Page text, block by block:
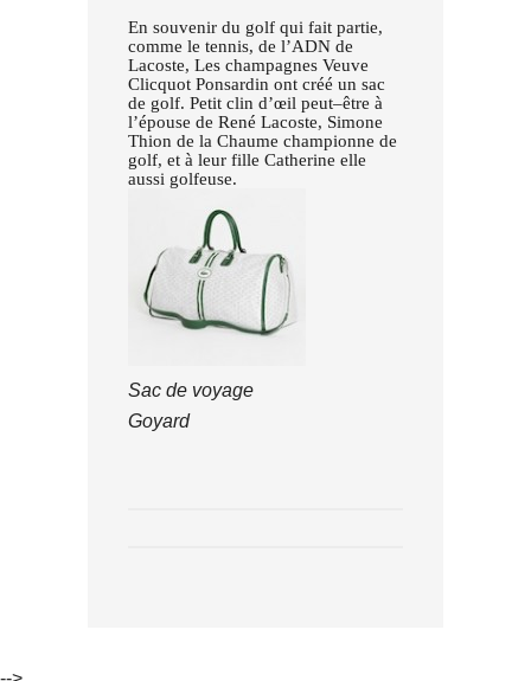
En souvenir du golf qui fait partie,
comme le tennis, de l’ADN de
Lacoste, Les champagnes Veuve
Clicquot Ponsardin ont créé un sac
de golf. Petit clin d’œil peut–être à
l’épouse de René Lacoste, Simone
Thion de la Chaume championne de
golf, et à leur fille Catherine elle
aussi golfeuse.
Sac de voyage
Goyard